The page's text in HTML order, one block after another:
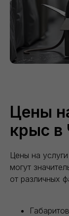
Цены
крыс в
Цены на
могут
от различных